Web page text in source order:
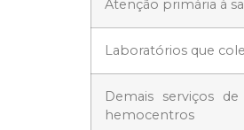
Atenção primária à
Laboratórios que
Demais serviços
hemocentros